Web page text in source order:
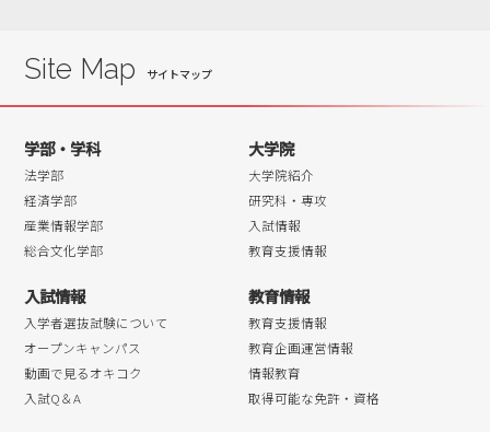
Site Map
学部・学科
法学部
経済学部
産業情報学部
総合文化学部
大学院
大学院紹介
研究科・専攻
入試情報
教育支援情報
入試情報
入学者選抜試験について
オープンキャンパス
動画で見るオキコク
入試Q＆A
教育情報
教育支援情報
教育企画運営情報
情報教育
取得可能な免許・資格